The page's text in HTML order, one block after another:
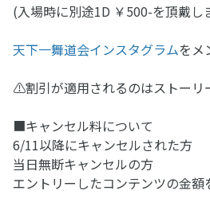
(入場時に別途1D ￥500-を頂戴し
天下一舞道会インスタグラムをメ
⚠︎割引が適用されるのはストーリ
■キャンセル料について
6/11以降にキャンセルされた方
当日無断キャンセルの方
エントリーしたコンテンツの金額